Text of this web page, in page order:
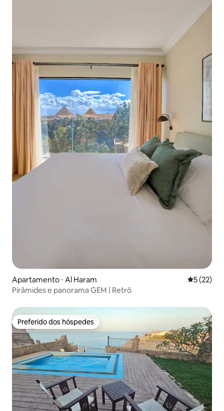
Apartamento ⋅ Al Haram 5 de uma
5 (22)
Pirâmides e panorama GEM | Retrô
Preferido dos hóspedes
Preferido dos hóspedes